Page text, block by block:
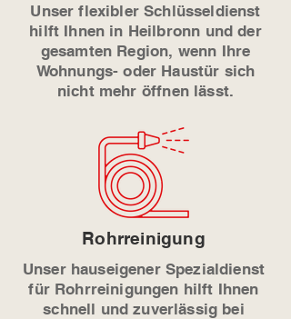
Unser flexibler Schlüsseldienst
hilft Ihnen in Heilbronn und der
gesamten Region, wenn Ihre
Wohnungs- oder Haustür sich
nicht mehr öffnen lässt.
Rohrreinigung
Unser hauseigener Spezialdienst
für Rohrreinigungen hilft Ihnen
schnell und zuverlässig bei